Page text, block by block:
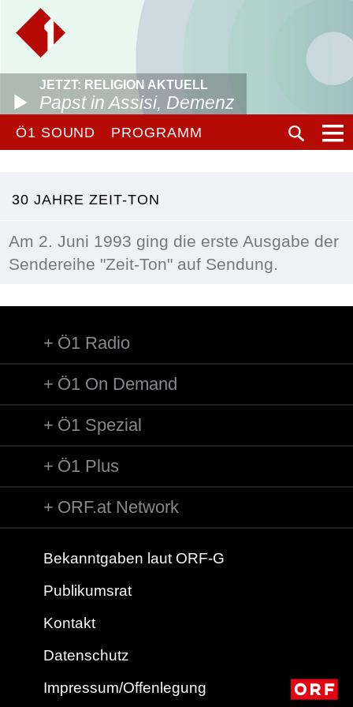
JETZT: RELIGION AKTUELL
Papst in Assisi, Demenz
Ö1 SOUND PROGRAMM
30 JAHRE ZEIT-TON
Am 2. Juni 1993 ging die erste Ausgabe der
Sendereihe "Zeit-Ton" auf Sendung.
Ö1 Radio
Ö1 On Demand
Ö1 Spezial
Ö1 Plus
ORF.at Network
Bekanntgaben laut ORF-G
Publikumsrat
Kontakt
Datenschutz
Impressum/Offenlegung